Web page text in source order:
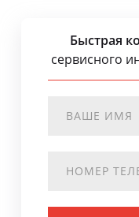
Быстрая
сервисного